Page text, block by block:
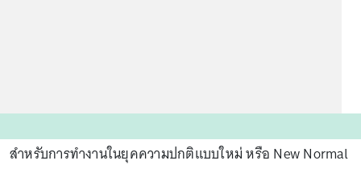
สำหรับการทำงานในยุคความปกติแบบใหม่ หรือ New Normal